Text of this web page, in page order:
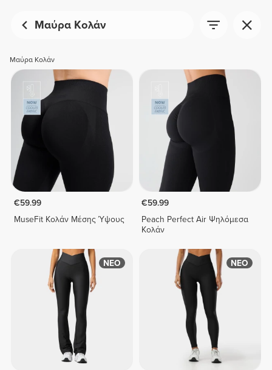
Μαύρα Κολάν
Μαύρα Κολάν
€59.99
MuseFit Κολάν Μέσης Ύψους
€59.99
Peach Perfect Air Ψηλόμεσα
Κολάν
ΝΕΟ ΝΕΟ